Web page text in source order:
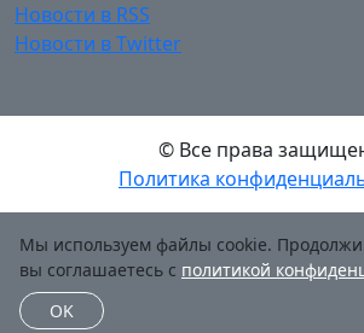
Новости в RSS
Новости в Twitter
© Все права
Политика
Мы используем файлы cookie.
вы соглашаетесь с политикой
OK